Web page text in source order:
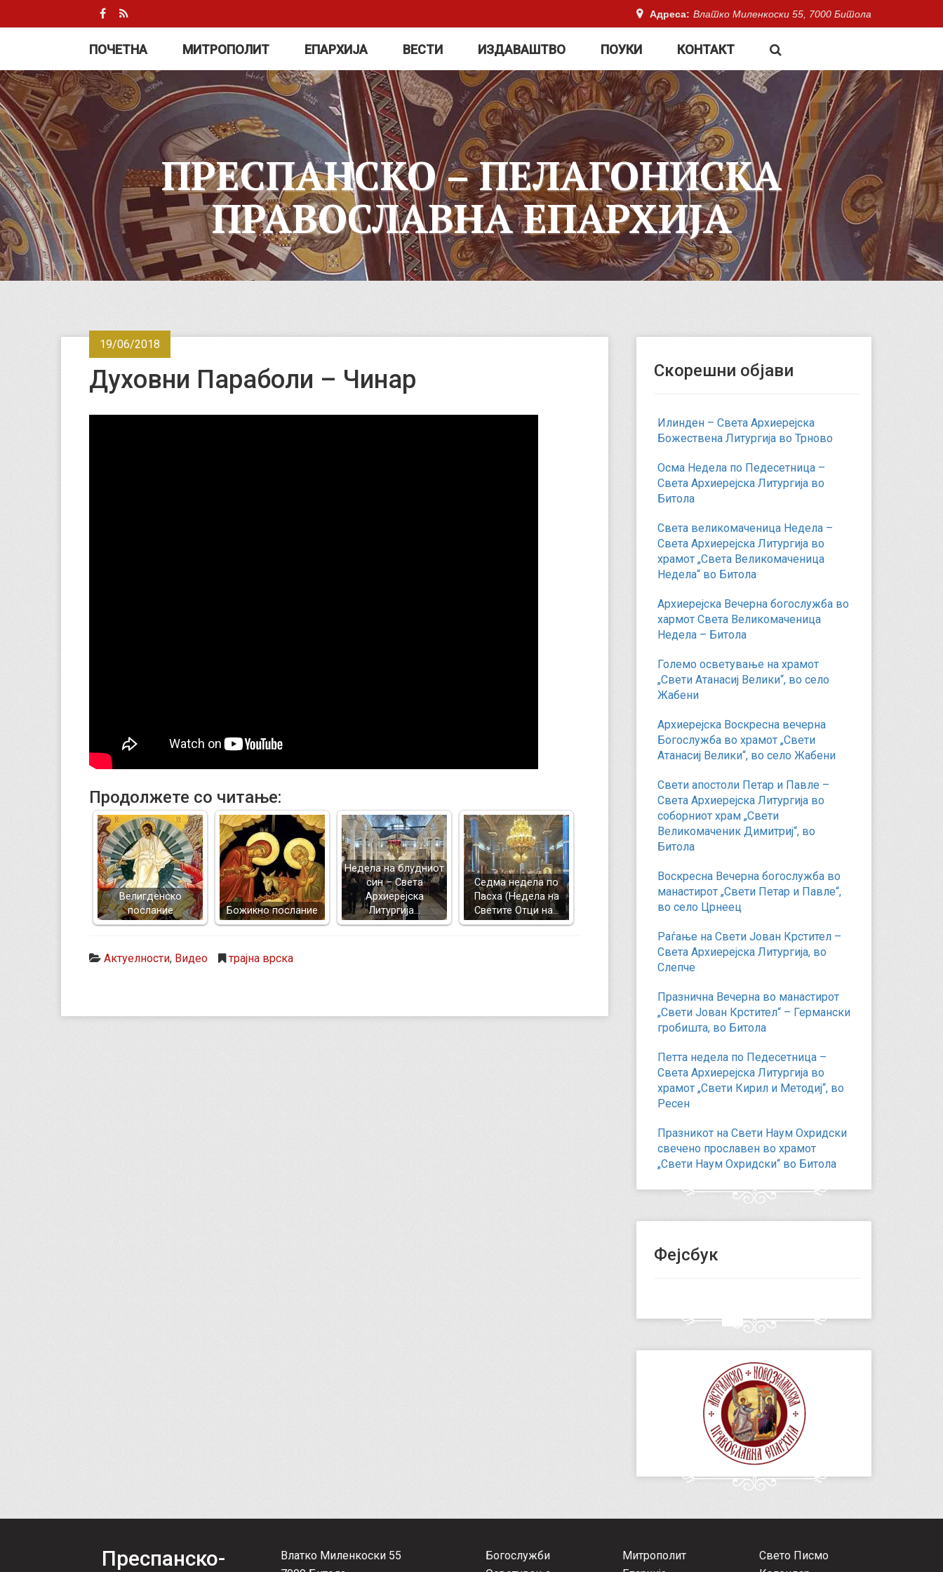
Адреса: Влатко Миленкоски 55, 7000 Битола
ПОЧЕТНА МИТРОПОЛИТ ЕПАРХИЈА ВЕСТИ ИЗДАВАШТВО ПОУКИ КОНТАКТ
ПРЕСПАНСКО – ПЕЛАГОНИСКА
ПРАВОСЛАВНА ЕПАРХИЈА
19/06/2018
Духовни Параболи – Чинар
Продолжете со читање:
Велигденско
послание
Божикно послание
Недела на блудниот
син – Света
Архиерејска
Литургија…
Седма недела по
Пасха (Недела на
Светите Отци на…
Актуелности, Видео трајна врска
Скорешни објави
Илинден – Света Архиерејска
Божествена Литургија во Трново
Осма Недела по Педесетница –
Света Архиерејска Литургија во
Битола
Света великомаченица Недела –
Света Архиерејска Литургија во
храмот „Света Великомаченица
Недела“ во Битола
Архиерејска Вечерна богослужба во
хармот Света Великомаченица
Недела – Битола
Големо осветување на храмот
„Свети Атанасиј Велики“, во село
Жабени
Архиерејска Воскресна вечерна
Богослужба во храмот „Свети
Атанасиј Велики“, во село Жабени
Свети апостоли Петар и Павле –
Света Архиерејска Литургија во
соборниот храм „Свети
Великомаченик Димитриј“, во
Битола
Воскресна Вечерна богослужба во
манастирот „Свети Петар и Павле“,
во село Црнеец
Раѓање на Свети Јован Крстител –
Света Архиерејска Литургија, во
Слепче
Празнична Вечерна во манастирот
„Свети Јован Крстител“ – Германски
гробишта, во Битола
Петта недела по Педесетница –
Света Архиерејска Литургија во
храмот „Свети Кирил и Методиј“, во
Ресен
Празникот на Свети Наум Охридски
свечено прославен во храмот
„Свети Наум Охридски“ во Битола
Фејсбук
Преспанско-
Влатко Миленкоски 55
Богослужби
Митрополит
Свето Писмо